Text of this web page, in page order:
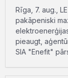
Rīga, 7. aug.,
pakāpeniski
pieaugt,
SIA "Enefit"